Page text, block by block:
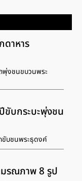
าหาร
พุ่งชนขบวนพระ
ขับกระบะพุ่งชน
ขับชนพระธุดงค์
รณภาพ 8 รูป